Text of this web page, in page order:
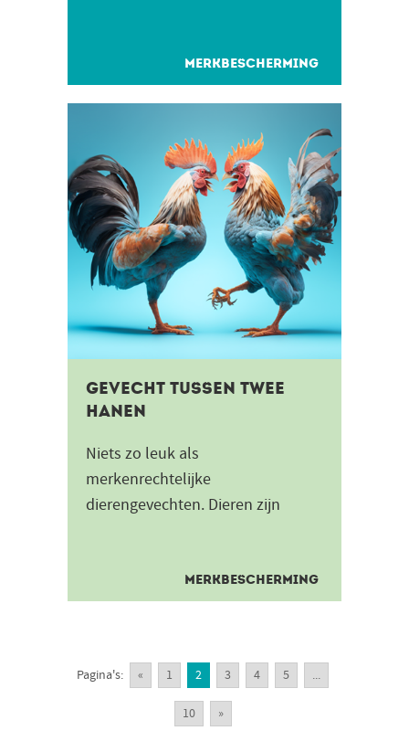
MERKBESCHERMING
Gevecht tussen twee
hanen
Niets zo leuk als
merkenrechtelijke
dierengevechten. Dieren zijn
Red Bull. Om die reden...
MERKBESCHERMING
Pagina's: « 1 2 3 4 5 ...
10 »